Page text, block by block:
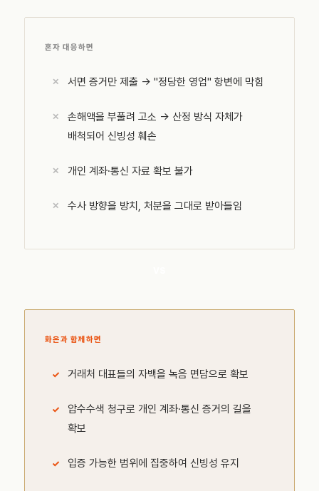
혼자 대응하면
서면 증거만 제출 → "정당한 영업" 항변에 막힘
손해액을 부풀려 고소 → 산정 방식 자체가
배척되어 신빙성 훼손
개인 계좌·통신 자료 확보 불가
수사 방향을 방치, 처분을 그대로 받아들임
화온과 함께하면
거래처 대표들의 자백을 녹음 면담으로 확보
압수수색 청구로 개인 계좌·통신 증거의 길을
확보
입증 가능한 범위에 집중하여 신빙성 유지